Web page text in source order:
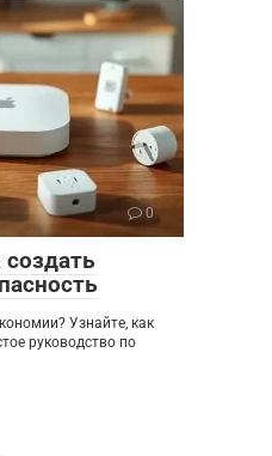
0
Узнайте, как
руководство по